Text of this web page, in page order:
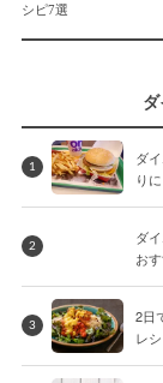
シピ7選
1
ダ
り
2
ダ
お
3
2日
レ